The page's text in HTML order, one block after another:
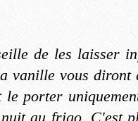
de les laisser
vanille vous
porter
au frigo. C'est